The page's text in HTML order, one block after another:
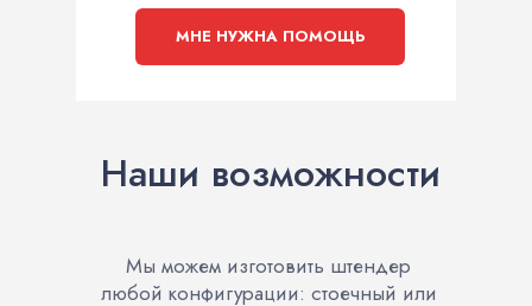
МНЕ НУЖНА ПОМОЩЬ
Наши возможности
Мы можем изготовить штендер
любой конфигурации: стоечный или